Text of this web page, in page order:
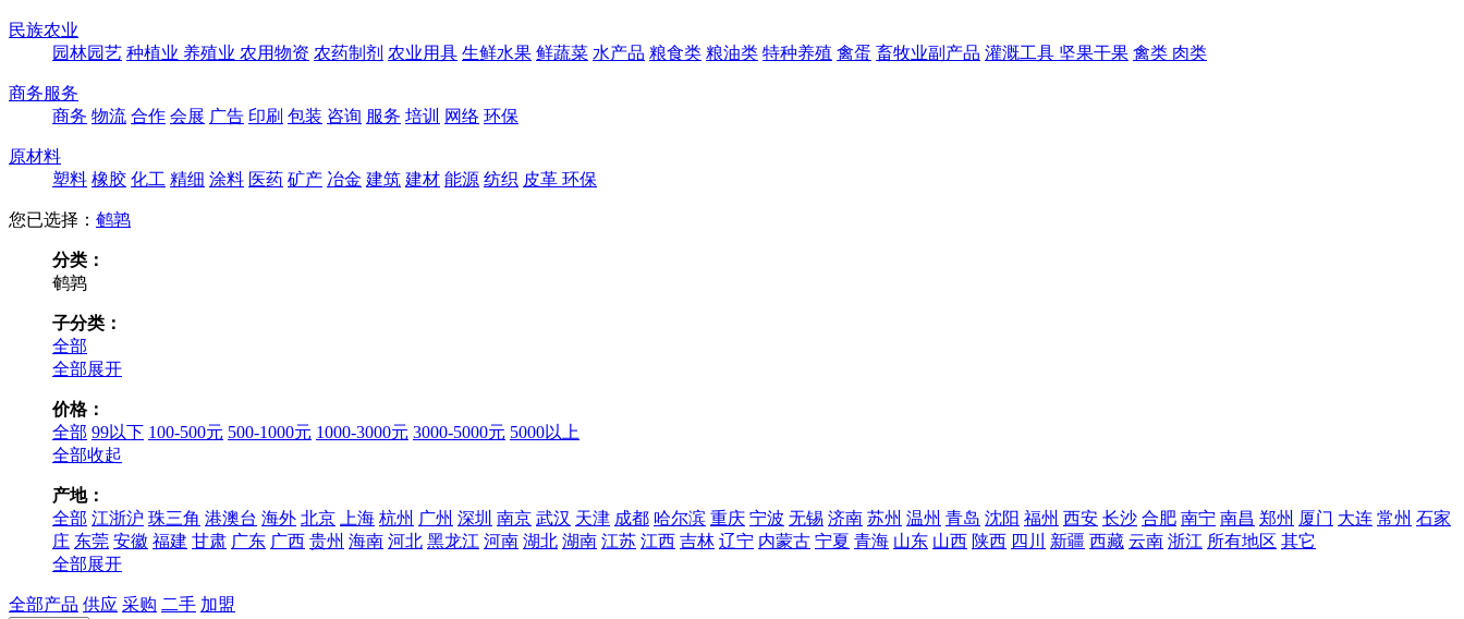
民族农业
园林园艺 种植业 养殖业 农用物资 农药制剂 农业用具 生鲜水果 鲜蔬菜 水产品 粮食类 粮油类 特种养殖 禽蛋 畜牧业副产品 灌溉工具 坚果干果 禽类 肉类
商务服务
商务 物流 合作 会展 广告 印刷 包装 咨询 服务 培训 网络 环保
原材料
塑料 橡胶 化工 精细 涂料 医药 矿产 冶金 建筑 建材 能源 纺织 皮革 环保
您已选择： 鹌鹑
分类：
鹌鹑
子分类：
全部
全部展开
价格：
全部 99以下 100-500元 500-1000元 1000-3000元 3000-5000元 5000以上
全部收起
产地：
全部 江浙沪 珠三角 港澳台 海外 北京 上海 杭州 广州 深圳 南京 武汉 天津 成都 哈尔滨 重庆 宁波 无锡 济南 苏州 温州 青岛 沈阳 福州 西安 长沙 合肥 南宁 南昌 郑州 厦门 大连 常州 石家
庄 东莞 安徽 福建 甘肃 广东 广西 贵州 海南 河北 黑龙江 河南 湖北 湖南 江苏 江西 吉林 辽宁 内蒙古 宁夏 青海 山东 山西 陕西 四川 新疆 西藏 云南 浙江 所有地区 其它
全部展开
全部产品 供应 采购 二手 加盟